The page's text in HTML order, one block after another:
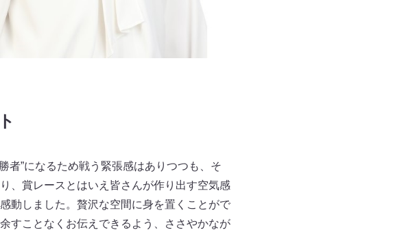
者”になるため戦う緊張感はありつつも、そ
、賞レースとはいえ皆さんが作り出す空気感
動しました。贅沢な空間に身を置くことがで
すことなくお伝えできるよう、ささやかなが